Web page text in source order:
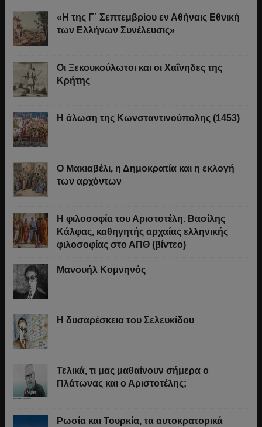
«Η της Γ΄ Σεπτεμβρίου εν Αθήναις Εθνική
των Ελλήνων Συνέλευσις»
Οι Ξεκουκούλωτοι και οι Χαΐνηδες της
Κρήτης
Η άλωση της Κωνσταντινούπολης (1453)
Ο Μακιαβέλι, η Δημοκρατία και η εκλογή
των αρχόντων
Η φιλοσοφία του Αριστοτέλη. Βασίλης
Κάλφας, καθηγητής αρχαίας ελληνικής
φιλοσοφίας στο ΑΠΘ (βίντεο)
Μανουήλ Κομνηνός
Η δυσαρέσκεια του Σελευκίδου
Τελικά, τι μας μαθαίνουν σήμερα ο
Πλάτωνας και ο Αριστοτέλης;
Ρωσία και Τουρκία, τα αυτοκρατορικά